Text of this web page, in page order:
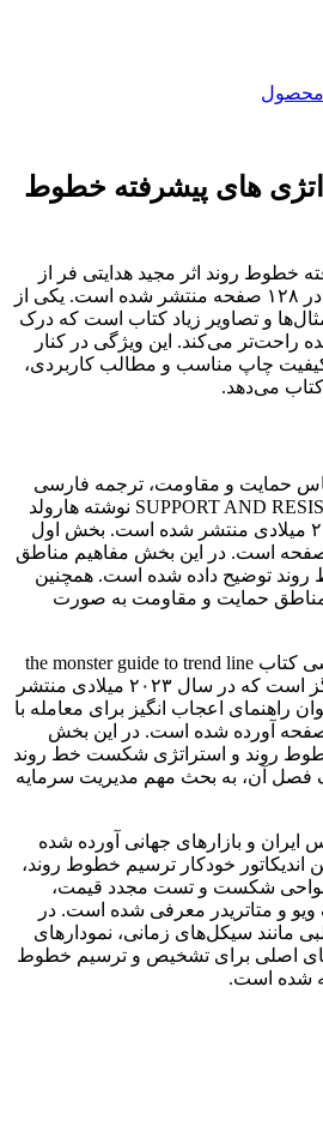
محصول
های پیشرفته خطوط
خطوط روند اثر مجید هدایتی فر از
انتشارات آراد می باشد که در ۱۲۸ صفحه منتشر شده است. یکی از
و تصاویر زیاد کتاب است که درک
راحت‌تر می‌کند. این ویژگی در کنار
چاپ مناسب و مطالب کاربردی،
کتاب می‌دهد.
حمایت و مقاومت، ترجمه فارسی
کتاب SUPPORT AND RESISTANCE TRADING نوشته هارولد
کیت است که در سال ۲۰۲۳ میلادی منتشر شده است. بخش اول
شامل ۷ فصل و ۲۸ صفحه است. در این بخش مفاهیم مناطق
توضیح داده شده است. همچنین
مناطق حمایت و مقاومت به صورت
دوم: این بخش ترجمه فارسی کتاب the monster guide to trend line
trading نوشته پروفیت کینگز است که در سال ۲۰۲۳ میلادی منتشر
راهنمای اعجاب انگیز برای معامله با
روند در ۷ فصل و ۳۱ صفحه آورده شده است. در این بخش
خطوط روند و استراتژی شکست خط روند
فصل آن، به بحث مهم مدیریت سرمایه
بورس ایران و بازارهای جهانی آورده شده
اندیکاتور خودکار ترسیم خطوط روند،
نواحی شکست و تست مجدد قیمت،
و متاتریدر معرفی شده است. در
مانند سیکل‌های زمانی، نمودارهای
اصلی برای تشخیص و ترسیم خطوط
شده است.